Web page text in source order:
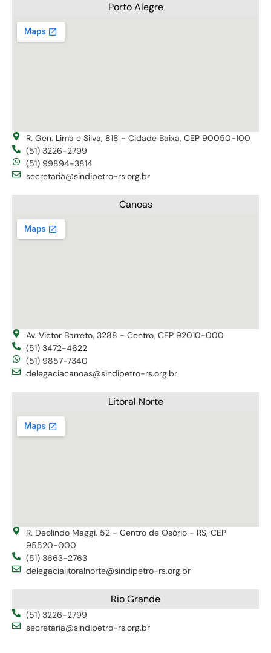
Porto Alegre
R. Gen. Lima e Silva, 818 - Cidade Baixa, CEP 90050-100
(51) 3226-2799
(51) 99894-3814
secretaria@sindipetro-rs.org.br
Canoas
Av. Victor Barreto, 3288 - Centro, CEP 92010-000
(51) 3472-4622
(51) 9857-7340
delegaciacanoas@sindipetro-rs.org.br
Litoral Norte
R. Deolindo Maggi, 52 - Centro de Osório - RS, CEP
95520-000
(51) 3663-2763
delegacialitoralnorte@sindipetro-rs.org.br
Rio Grande
(51) 3226-2799
secretaria@sindipetro-rs.org.br